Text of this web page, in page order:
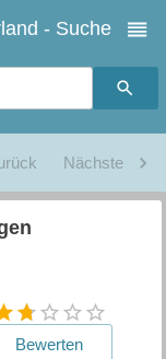
- Suche
Nächste
Bewerten